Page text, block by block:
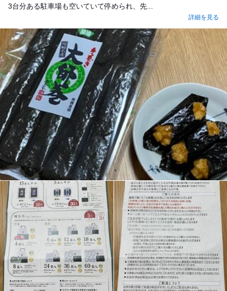
3台分ある駐車場も空いていて停められ、先...
詳細を見る